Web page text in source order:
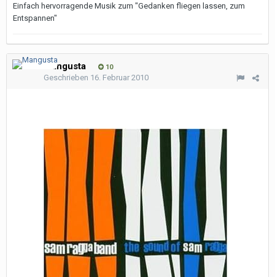
Einfach hervorragende Musik zum "Gedanken fliegen lassen, zum
Entspannen"
Mangusta 10
Geschrieben 16. Februar 2010